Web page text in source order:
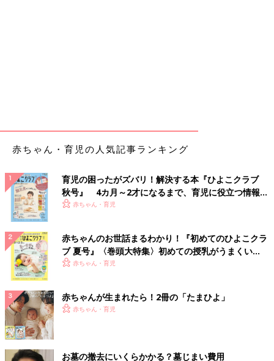
赤ちゃん・育児の人気記事ランキング
育児の困ったがズバリ！解決する本『ひよこクラブ
秋号』 4カ月～2才になるまで、育児に役立つ情報が
いっぱい！
赤ちゃん・育児
赤ちゃんのお世話まるわかり！『初めてのひよこクラ
ブ 夏号』〈巻頭大特集〉初めての授乳がうまくい
く！ おっぱい・ミルクの基本と夏のトラブル 解決テ
赤ちゃん・育児
赤ちゃんが生まれたら！2冊の「たまひよ」
赤ちゃん・育児
お墓の撤去にいくらかかる？墓じまい費用